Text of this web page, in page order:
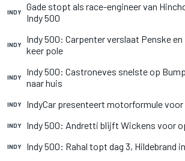
INDY
Gade stopt als race-engineer van
Indy 500
INDY
Indy 500: Carpenter verslaat Penske
keer pole
INDY
Indy 500: Castroneves snelste op
naar huis
INDY IndyCar presenteert motorformule voor
INDY Indy 500: Andretti blijft Wickens voor
INDY Indy 500: Rahal topt dag 3, Hildebrand